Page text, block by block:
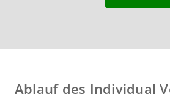
Ablauf des Individual